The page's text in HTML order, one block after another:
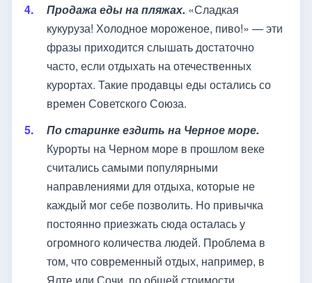
Продажа еды на пляжах. «Сладкая
кукуруза! Холодное мороженое, пиво!» — эти
фразы приходится слышать достаточно
часто, если отдыхать на отечественных
курортах. Такие продавцы еды остались со
времен Советского Союза.
По старинке ездить на Черное море.
Курорты на Черном море в прошлом веке
считались самыми популярными
направлениями для отдыха, которые не
каждый мог себе позволить. Но привычка
постоянно приезжать сюда осталась у
огромного количества людей. Проблема в
том, что современный отдых, например, в